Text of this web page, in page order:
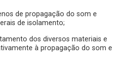
de propagação do som e
de isolamento;
dos diversos materiais e
à propagação do som e